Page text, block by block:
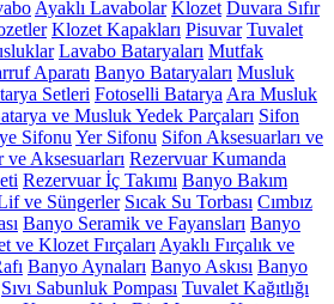
Ayaklı Lavabolar Klozet Duvara Sıfır
Klozet Kapakları Pisuvar Tuvalet
Lavabo Bataryaları Mutfak
Aparatı Banyo Bataryaları Musluk
Setleri Fotoselli Batarya Ara Musluk
ve Musluk Yedek Parçaları Sifon
Sifonu Yer Sifonu Sifon Aksesuarları ve
ve Aksesuarları Rezervuar Kumanda
Rezervuar İç Takımı Banyo Bakım
ve Süngerler Sıcak Su Torbası Cımbız
Banyo Seramik ve Fayansları Banyo
ve Klozet Fırçaları Ayaklı Fırçalık ve
Banyo Aynaları Banyo Askısı Banyo
Sıvı Sabunluk Pompası Tuvalet Kağıtlığı